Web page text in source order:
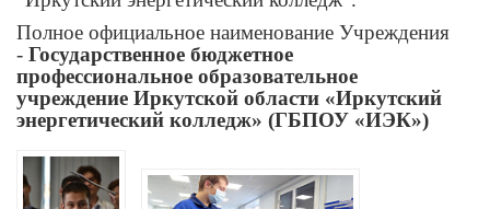
Полное официальное наименование Учреждения
- Государственное бюджетное
профессиональное образовательное
учреждение Иркутской области «Иркутский
энергетический колледж» (ГБПОУ «ИЭК»)